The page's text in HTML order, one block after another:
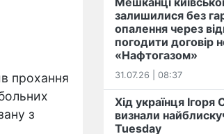
прохання
з
залишилися без
опалення через
погодити договір
«Нафтогазом»
31.07.26 | 08:37
Хід українця
визнали
Tuesday